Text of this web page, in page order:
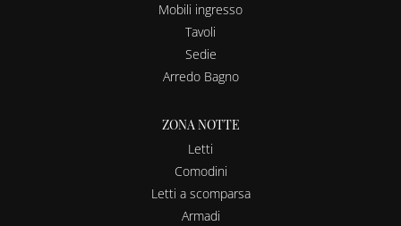
Mobili ingresso
Tavoli
Sedie
Arredo Bagno
ZONA NOTTE
Letti
Comodini
Letti a scomparsa
Armadi